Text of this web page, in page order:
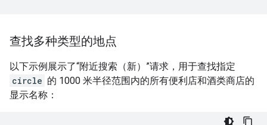
查找多种类型的地点
以下示例展示了“附近搜索（新）”请求，用于查找指定
circle 的 1000 米半径范围内的所有便利店和酒类商店的
显示名称：